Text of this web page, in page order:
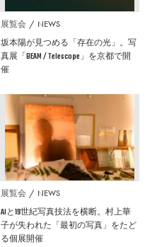
展覧会 NEWS
坂本陽が見つめる「存在の光」。写
真展「BEAM / Telescope」を京都で開
催
展覧会 NEWS
AIと19世紀写真技法を横断。村上華
子が失われた「最初の写真」をたど
る個展開催